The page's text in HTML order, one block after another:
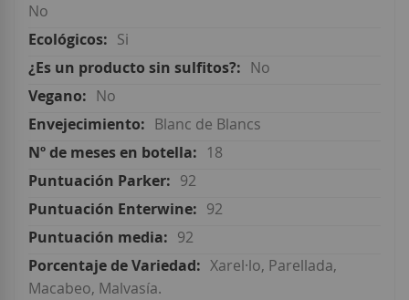
No
Si
No
No
Blanc de Blancs
18
92
92
92
Xarel·lo, Parellada,
Macabeo, Malvasía.